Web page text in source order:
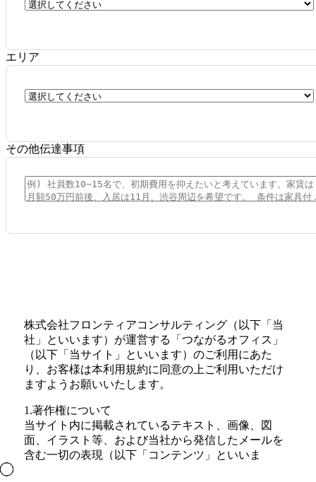
エリア
その他伝達事項
株式会社フロンティアコンサルティング（以下「当
社」といいます）が運営する「つながるオフィス」
（以下「当サイト」といいます）のご利用にあた
り、お客様は本利用規約に同意の上ご利用いただけ
ますようお願いいたします。
1.著作権について
当サイト内に掲載されているテキスト、画像、図
面、イラスト等、および当社から発信したメールを
含む一切の表現（以下「コンテンツ」といいま